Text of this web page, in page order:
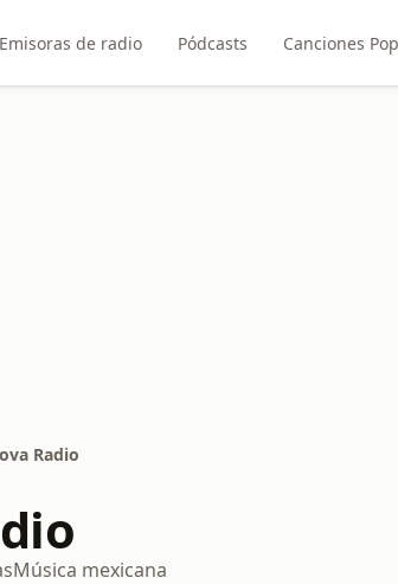
Emisoras de radio Pódcasts Canciones
Radio
Música mexicana